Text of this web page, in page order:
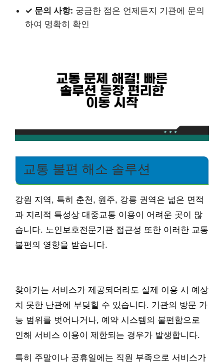
✓ 문의 사항: 궁금한 점은 언제든지 기관에 문의
하여 명확히 확인
교통 불편 해소 솔루션
강원 지역, 특히 춘천, 원주, 강릉 권역은 넓은 면적
과 지리적 특성상 대중교통 이용이 어려운 곳이 많
습니다. 노인보호전문기관 접근성 또한 이러한 교통
불편의 영향을 받습니다.
찾아가는 서비스가 제공되더라도 실제 이용 시 예상
치 못한 난관에 부딪힐 수 있습니다. 기관의 방문 가
능 범위를 벗어나거나, 예약 시스템의 불편함으로
인해 서비스 이용이 제한되는 경우가 발생합니다.
특히 주말이나 공휴일에는 직원 부족으로 서비스가